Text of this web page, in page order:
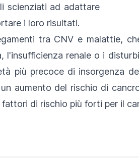
scienziati ad adattare
i loro risultati.
tra CNV e malattie,
l'insufficienza renale o i
più precoce di insorgenza
aumento del rischio di
di rischio più forti per il